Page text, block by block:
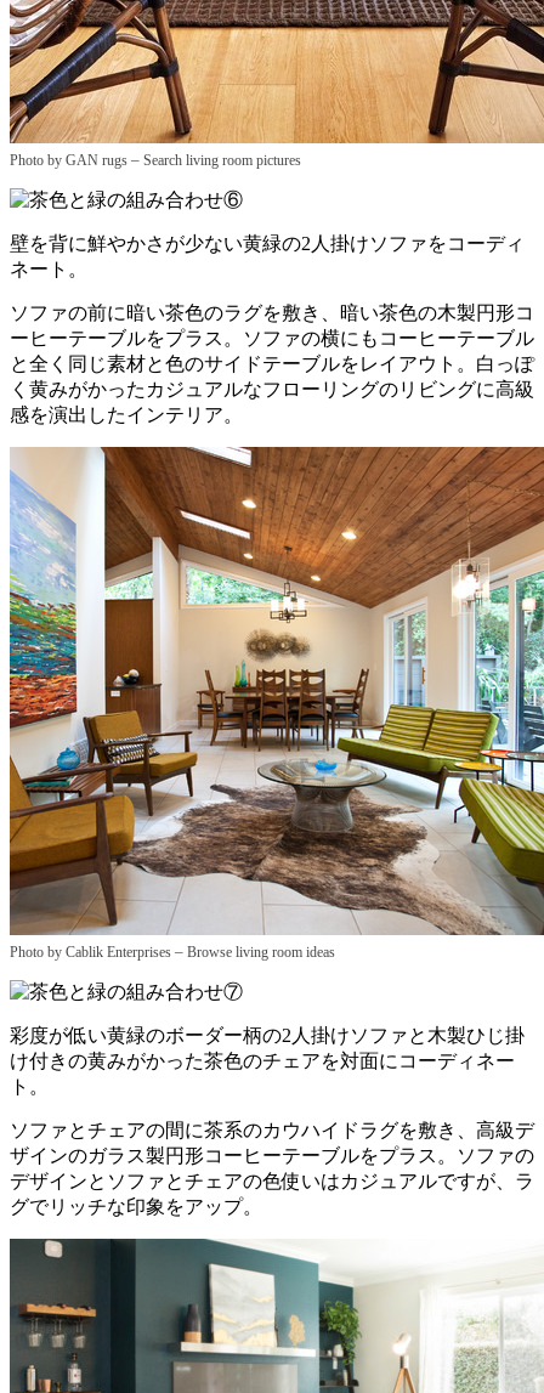
Photo by GAN rugs – Search living room pictures
壁を背に鮮やかさが少ない黄緑の2人掛けソファをコーディ
ネート。
ソファの前に暗い茶色のラグを敷き、暗い茶色の木製円形コ
ーヒーテーブルをプラス。ソファの横にもコーヒーテーブル
と全く同じ素材と色のサイドテーブルをレイアウト。白っぽ
く黄みがかったカジュアルなフローリングのリビングに高級
感を演出したインテリア。
Photo by Cablik Enterprises – Browse living room ideas
彩度が低い黄緑のボーダー柄の2人掛けソファと木製ひじ掛
け付きの黄みがかった茶色のチェアを対面にコーディネー
ト。
ソファとチェアの間に茶系のカウハイドラグを敷き、高級デ
ザインのガラス製円形コーヒーテーブルをプラス。ソファの
デザインとソファとチェアの色使いはカジュアルですが、ラ
グでリッチな印象をアップ。